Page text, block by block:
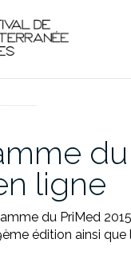
ligne
du PriMed
édition ainsi que